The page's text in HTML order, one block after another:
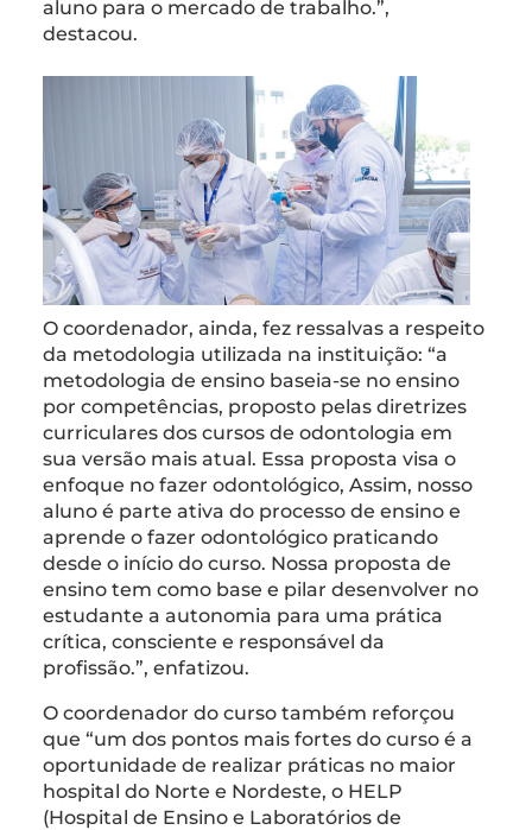
aluno para o mercado de trabalho.”,
destacou.
O coordenador, ainda, fez ressalvas a respeito
da metodologia utilizada na instituição: “a
metodologia de ensino baseia-se no ensino
por competências, proposto pelas diretrizes
curriculares dos cursos de odontologia em
sua versão mais atual. Essa proposta visa o
enfoque no fazer odontológico, Assim, nosso
aluno é parte ativa do processo de ensino e
aprende o fazer odontológico praticando
desde o início do curso. Nossa proposta de
ensino tem como base e pilar desenvolver no
estudante a autonomia para uma prática
crítica, consciente e responsável da
profissão.”, enfatizou.
O coordenador do curso também reforçou
que “um dos pontos mais fortes do curso é a
oportunidade de realizar práticas no maior
hospital do Norte e Nordeste, o HELP
(Hospital de Ensino e Laboratórios de